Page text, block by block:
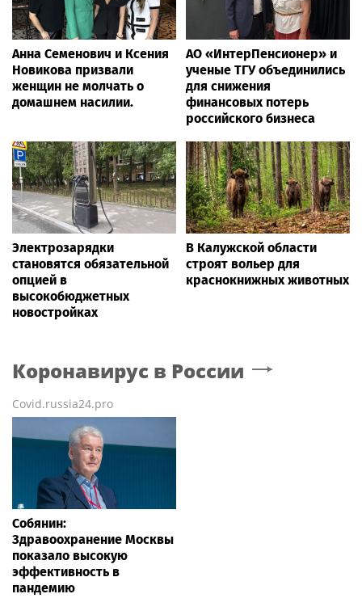
Анна Семенович и Ксения
Новикова призвали
женщин не молчать о
домашнем насилии.
АО «ИнтерПенсионер» и
ученые ТГУ объединились
для снижения
финансовых потерь
российского бизнеса
Электрозарядки
становятся обязательной
опцией в
высокобюджетных
новостройках
В Калужской области
строят вольер для
краснокнижных животных
Коронавирус в России
Covid.russia24.pro
Собянин:
Здравоохранение Москвы
показало высокую
эффективность в
пандемию